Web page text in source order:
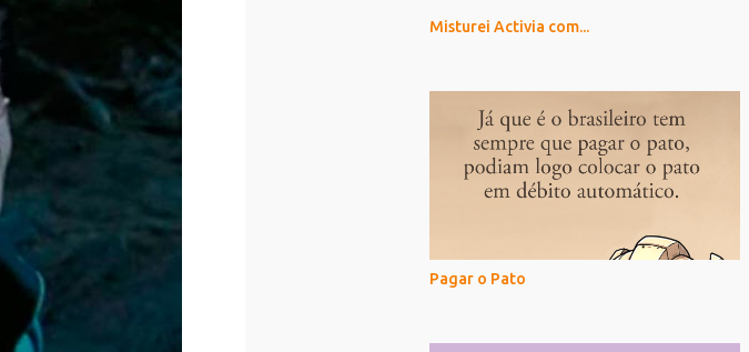
Misturei Activia com...
Pagar o Pato